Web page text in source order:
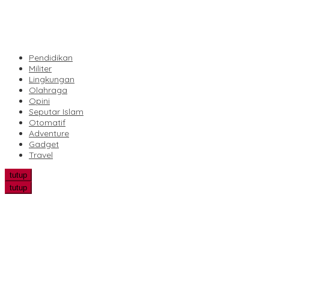
Pendidikan
Militer
Lingkungan
Olahraga
Opini
Seputar Islam
Otomatif
Adventure
Gadget
Travel
tutup
tutup